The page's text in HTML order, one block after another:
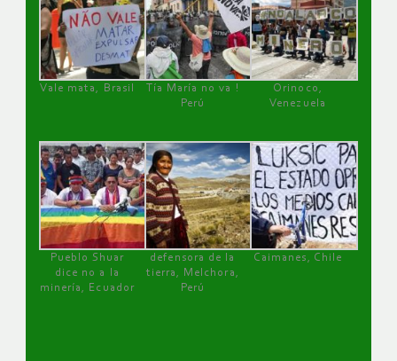
Vale mata, Brasil
Tía María no va !
Perú
Orinoco,
Venezuela
Pueblo Shuar
dice no a la
minería, Ecuador
defensora de la
tierra, Melchora,
Perú
Caimanes, Chile